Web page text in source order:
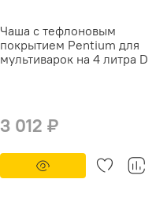
Чаша с тефлоновым
покрытием Pentium для
мультиварок на 4 литра D
3 012 ₽